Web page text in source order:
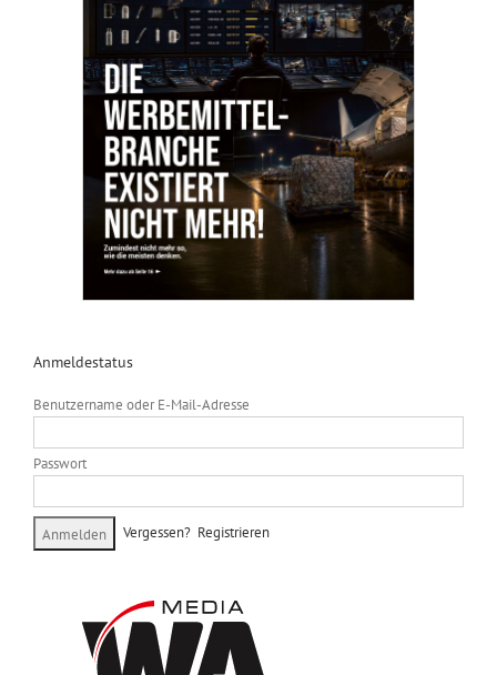
Anmeldestatus
Benutzername oder E-Mail-Adresse
Passwort
Vergessen? Registrieren